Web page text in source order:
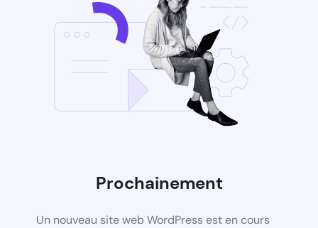
Prochainement
Un nouveau site web WordPress est en cours